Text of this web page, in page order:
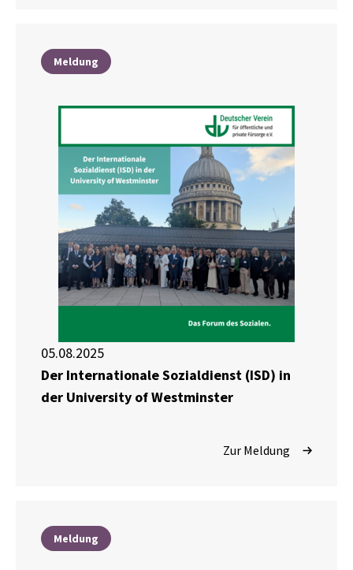
Meldung
05.08.2025
Der Internationale Sozialdienst (ISD) in
der University of Westminster
Zur Meldung
Meldung